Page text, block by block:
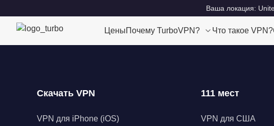
Ваша локация:
ЦеныПочему TurboVPN? Что такое VPN?
Скачать VPN
VPN для iPhone (iOS)
111 мест
VPN для США